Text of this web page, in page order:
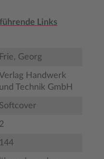
Links
Frie, Georg
Verlag Handwerk
und Technik GmbH
Softcover
2
144